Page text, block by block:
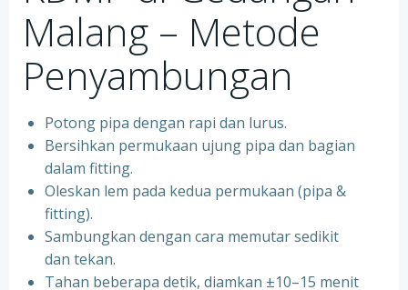
Malang – Metode
Penyambungan
Potong pipa dengan rapi dan lurus.
Bersihkan permukaan ujung pipa dan bagian
dalam fitting.
Oleskan lem pada kedua permukaan (pipa &
fitting).
Sambungkan dengan cara memutar sedikit
dan tekan.
Tahan beberapa detik, diamkan ±10–15 menit